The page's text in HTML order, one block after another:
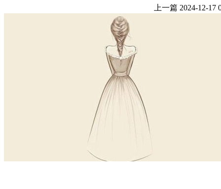
上一篇 2024-12-17